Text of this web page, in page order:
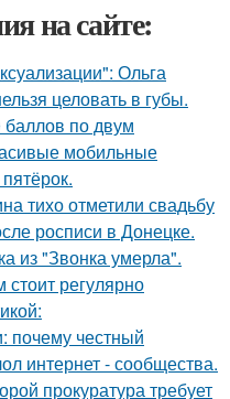
на сайте:
Ольга
целовать в губы.
по двум
мобильные
тихо отметили свадьбу
росписи в Донецке.
из "Звонка умерла".
регулярно
почему честный
интернет - сообщества.
прокуратура требует